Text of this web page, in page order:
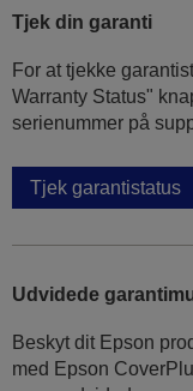
Tjek din garanti
For at tjekke
Warranty Status"
serienummer på
Tjek garantistatus
Udvidede
Beskyt dit Epson
med Epson